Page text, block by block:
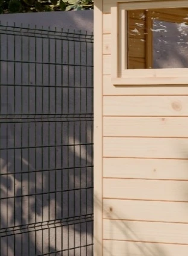
nach:
0,00€
sich keine Produkte im Warenkorb.
nach: